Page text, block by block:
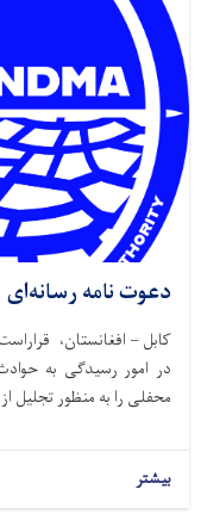
دعوت نامه رسانه‌ای
در امور رسیدگی به
محفلی را به منظور تجلیل
بیشتر